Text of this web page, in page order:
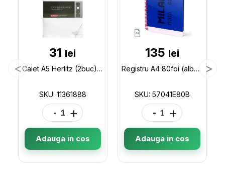
31 lei
Caiet A5 Herlitz (2buc) perforat 11361888
SKU: 11361888
- +
Adauga in cos
135 lei
Registru A4 80foi (albe) Milan spira/albastru 57041E80B
SKU: 57041E80B
- +
Adauga in cos